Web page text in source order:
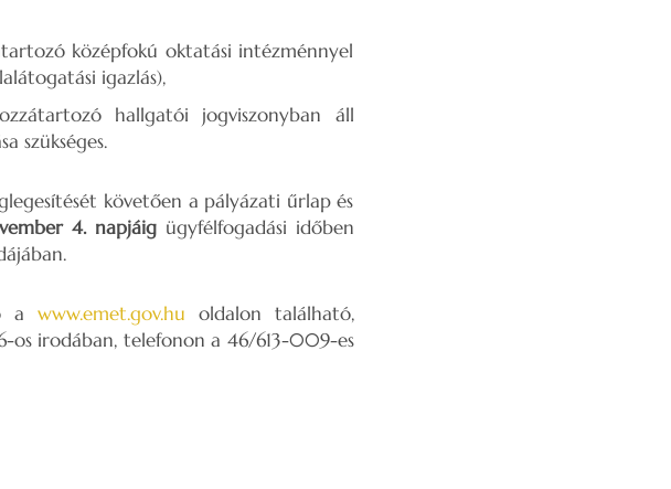
középfokú oktatási intézménnyel
igazlás),
hallgatói jogviszonyban áll
szükséges.
követően a pályázati űrlap és
4. napjáigügyfélfogadási időben
a www.emet.gov.hu oldalon található,
os irodában, telefonon a 46/613-009-es